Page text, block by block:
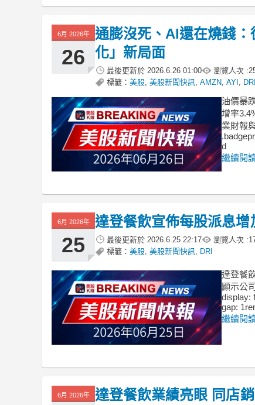
6月 2026年
26
通膨沒死、AI還在燒錢
化」新局面
最後更新於 2026.6.26 01:00 瀏覽人次 :
標籤： 美股 美股新聞快訊 AMZN AYI DRI
油價暴
增率
業財報
d
繼續閱
6月 2026年
25
達登餐飲宣佈每股派息增
最後更新於 2026.6.25 22:17 瀏覽人次 :
標籤： 美股 美股新聞快訊 DRI
達登餐
顯示公
display:
gap:
繼續閱
6月 2026年 達登餐飲業績亮眼 同店